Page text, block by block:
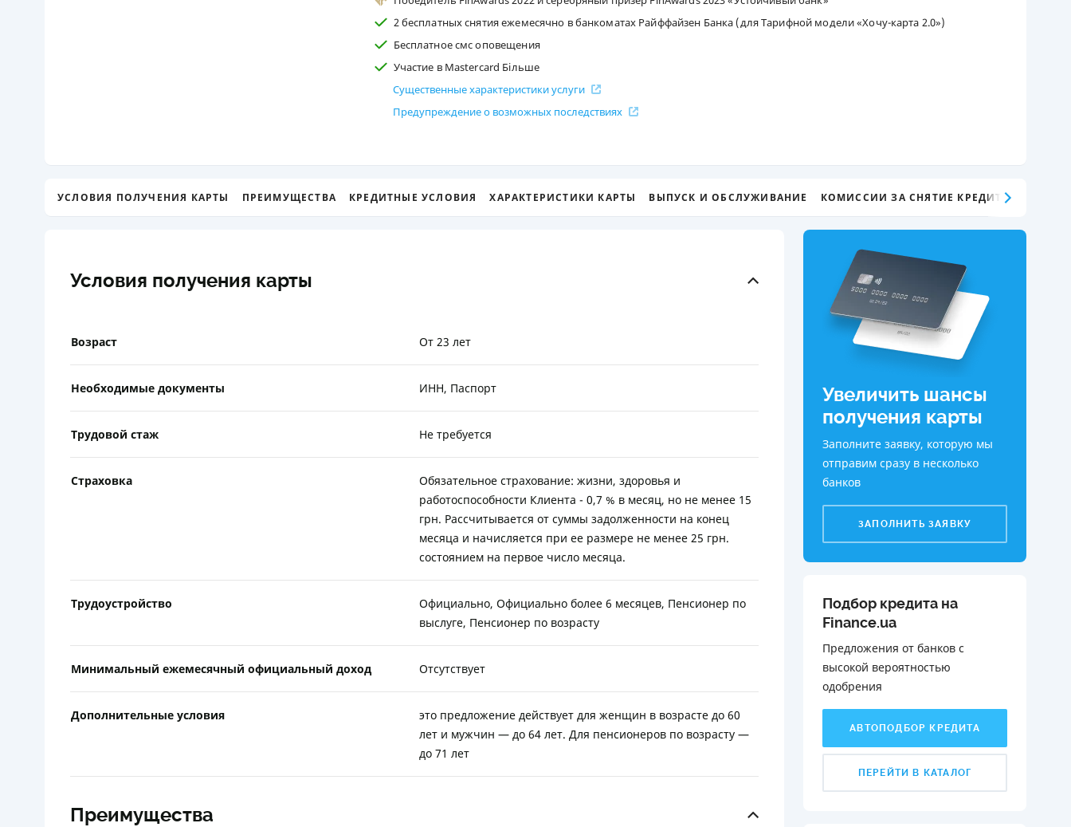
ЕЖЕМЕСЯЧНЫЙ ОБЗОР
ПУТЕВОДИТЕЛИ ПО
БАНКОВСКИМ КАРТАМ
ПУТЕВОДИТЕЛИ ПО
КОНТАКТЫ
2 бесплатных снятия ежемесячно в банкоматах Райффайзен Банка (для Тарифной модели «Хочу-карта 2.0»)
Бесплатное смс оповещения
Участие в Mastercard Більше
Существенные характеристики услуги
Предупреждение о возможных последствиях
УСЛОВИЯ ПОЛУЧЕНИЯ КАРТЫ ПРЕИМУЩЕСТВА КРЕДИТНЫЕ УСЛОВИЯ ХАРАКТЕРИСТИКИ КАРТЫ ВЫПУСК И ОБСЛУЖИВАНИЕ КОМИССИИ ЗА СНЯТИЕ КРЕДИТНЫХ
Условия получения карты
Возраст От 23 лет
Необходимые документы ИНН, Паспорт
Трудовой стаж Не требуется
Страховка
Обязательное страхование: жизни, здоровья и
работоспособности Клиента - 0,7 % в месяц, но не менее 15
грн. Рассчитывается от суммы задолженности на конец
месяца и начисляется при ее размере не менее 25 грн.
состоянием на первое число месяца.
Трудоустройство
Официально, Официально более 6 месяцев, Пенсионер по
выслуге, Пенсионер по возрасту
Минимальный ежемесячный официальный доход Отсутствует
Дополнительные условия
это предложение действует для женщин в возрасте до 60
лет и мужчин — до 64 лет. Для пенсионеров по возрасту —
до 71 лет
Преимущества
Увеличить шансы
получения карты
Заполните заявку, которую мы
отправим сразу в несколько
банков
ЗАПОЛНИТЬ ЗАЯВКУ
Подбор кредита на
Finance.ua
Предложения от банков с
высокой вероятностью
одобрения️
АВТОПОДБОР КРЕДИТА
ПЕРЕЙТИ В КАТАЛОГ